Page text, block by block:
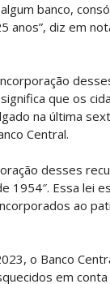
banco,
diz em
que os
na última
Central.
desses
1954″. Essa lei
ao
o Banco
em